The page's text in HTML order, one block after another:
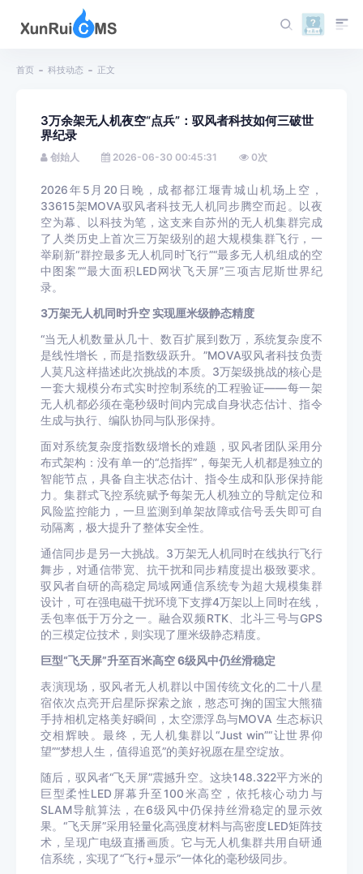
首页 科技动态 正文
3万余架无人机夜空“点兵”：驭风者科技如何三破世
界纪录
创始人 2026-06-30 00:45:31 0次
2026年5月20日晚，成都都江堰青城山机场上空，
33615架MOVA驭风者科技无人机同步腾空而起。以夜
空为幕、以科技为笔，这支来自苏州的无人机集群完成
了人类历史上首次三万架级别的超大规模集群飞行，一
举刷新“群控最多无人机同时飞行”“最多无人机组成的空
中图案”“最大面积LED网状飞天屏”三项吉尼斯世界纪
录。
3万架无人机同时升空 实现厘米级静态精度
“当无人机数量从几十、数百扩展到数万，系统复杂度不
是线性增长，而是指数级跃升。”MOVA驭风者科技负责
人莫凡这样描述此次挑战的本质。3万架级挑战的核心是
一套大规模分布式实时控制系统的工程验证——每一架
无人机都必须在毫秒级时间内完成自身状态估计、指令
生成与执行、编队协同与队形保持。
面对系统复杂度指数级增长的难题，驭风者团队采用分
布式架构：没有单一的“总指挥”，每架无人机都是独立的
智能节点，具备自主状态估计、指令生成和队形保持能
力。集群式飞控系统赋予每架无人机独立的导航定位和
风险监控能力，一旦监测到单架故障或信号丢失即可自
动隔离，极大提升了整体安全性。
通信同步是另一大挑战。3万架无人机同时在线执行飞行
舞步，对通信带宽、抗干扰和同步精度提出极致要求。
驭风者自研的高稳定局域网通信系统专为超大规模集群
设计，可在强电磁干扰环境下支撑4万架以上同时在线，
丢包率低于万分之一。融合双频RTK、北斗三号与GPS
的三模定位技术，则实现了厘米级静态精度。
巨型“飞天屏”升至百米高空 6级风中仍丝滑稳定
表演现场，驭风者无人机群以中国传统文化的二十八星
宿依次点亮开启星际探索之旅，憨态可掬的国宝大熊猫
手持相机定格美好瞬间，太空漂浮岛与MOVA 生态标识
交相辉映。最终，无人机集群以“Just win”“让世界仰
望”“梦想人生，值得追觅”的美好祝愿在星空绽放。
随后，驭风者“飞天屏”震撼升空。这块148.322平方米的
巨型柔性LED屏幕升至100米高空，依托核心动力与
SLAM导航算法，在6级风中仍保持丝滑稳定的显示效
果。“飞天屏”采用轻量化高强度材料与高密度LED矩阵技
术，呈现广电级直播画质。它与无人机集群共用自研通
信系统，实现了“飞行+显示”一体化的毫秒级同步。